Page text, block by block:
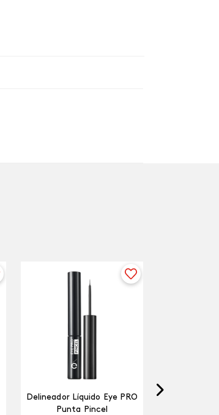
Delineador Líquido Eye PRO
Punta Pincel